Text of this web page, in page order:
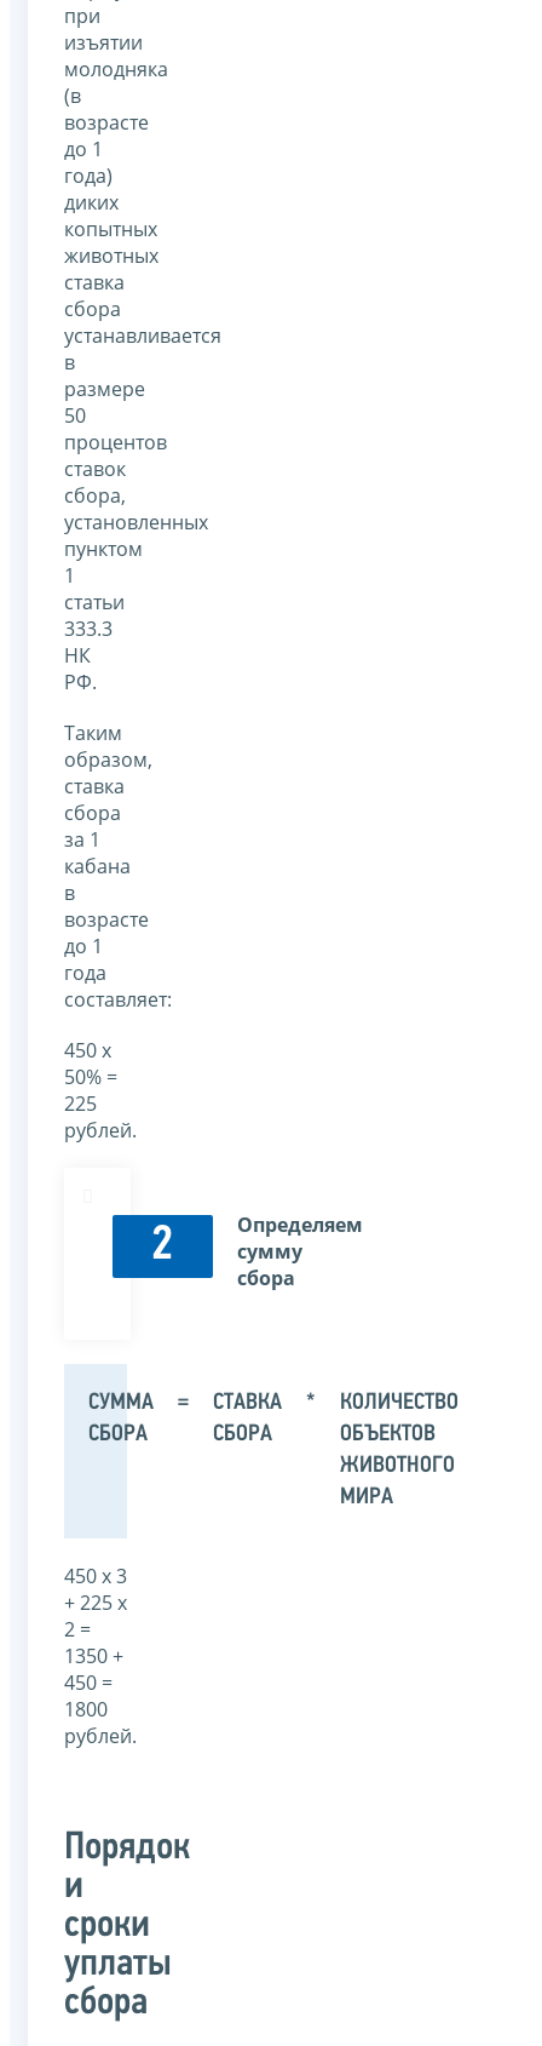
при
изъятии
молодняка
(в
возрасте
до 1
года)
диких
копытных
животных
ставка
сбора
устанавливается
в
размере
50
процентов
ставок
сбора,
установленных
пунктом
1
статьи
333.3
НК
РФ.
Таким
образом,
ставка
сбора
за 1
кабана
в
возрасте
до 1
года
составляет:
450 х
50% =
225
рублей.
2
Определяем
сумму
сбора
СУММА
СБОРА
=
СТАВКА
СБОРА
*
КОЛИЧЕСТВО
ОБЪЕКТОВ
ЖИВОТНОГО
МИРА
450 х 3
+ 225 х
2 =
1350 +
450 =
1800
рублей.
Порядок
и
сроки
уплаты
сбора